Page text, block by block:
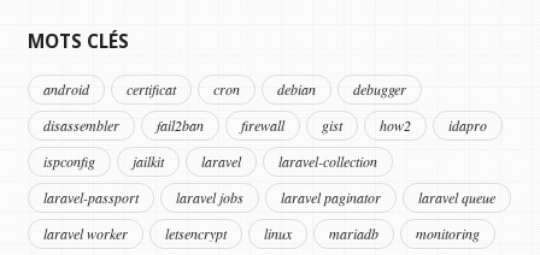
MOTS CLÉS
android certificat cron debian
debugger
disassembler
fail2ban firewall gist how2
idapro
ispconfig
jailkit laravel
laravel-collection
laravel-passport
laravel jobs laravel paginator
laravel queue
laravel worker
letsencrypt linux mariadb
monitoring